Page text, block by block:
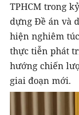
TPHCM trong
dựng Đề án và
hiện nghiêm
thực tiễn phát
hướng chiến
giai đoạn mới.